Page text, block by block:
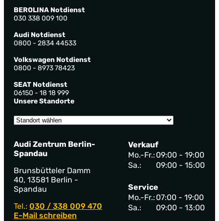
BEROLINA Notdienst
030 338 009 100
Audi Notdienst
0800 - 2834 44533
Volkswagen Notdienst
0800 - 8973 78423
SEAT Notdienst
06150 - 18 18 999
Unsere Standorte
Audi Zentrum Berlin-
Spandau
Brunsbütteler Damm
40, 13581 Berlin -
Spandau
Tel.: 030 / 338 009 470
E-Mail schreiben
Verkauf
Mo.-Fr.: 09:00 - 19:00
Sa.:
09:00 - 15:00
Service
Mo.-Fr.: 07:00 - 19:00
Sa.:
09:00 - 13:00